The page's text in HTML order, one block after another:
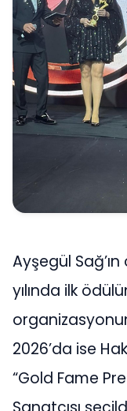
Ayşegül
yılında ilk
2026’da ise
“Gold Fame